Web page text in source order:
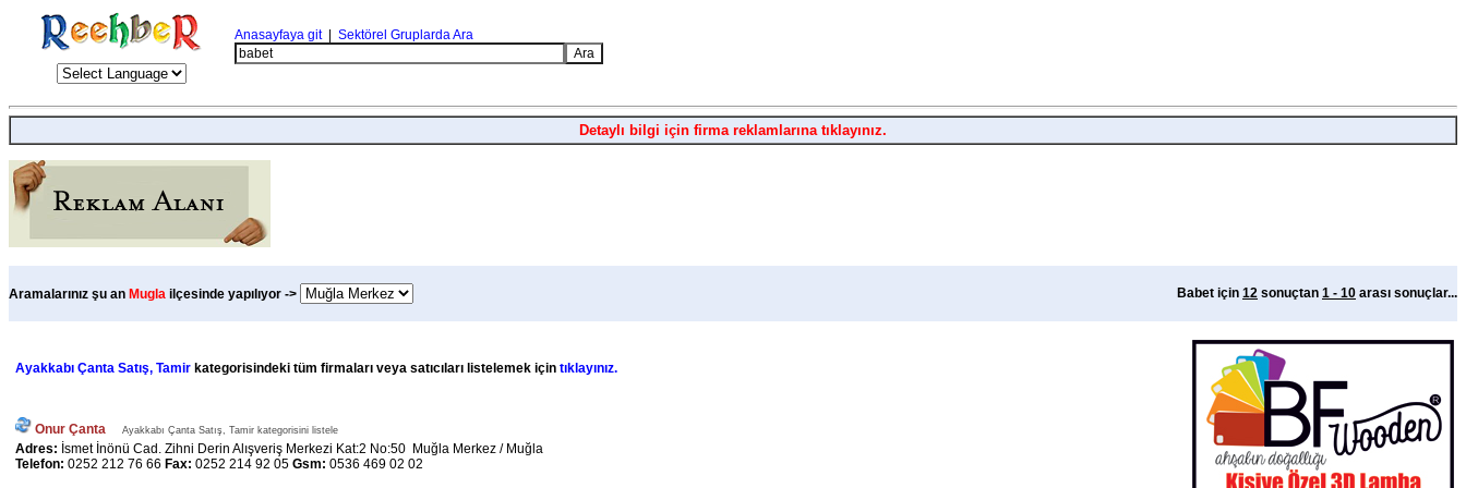
Anasayfaya git| Sektörel Gruplarda Ara
Detaylı bilgi için firma reklamlarına tıklayınız.
Aramalarınız şu an Mugla ilçesinde yapılıyor -> Babet için 12 sonuçtan 1 - 10 arası sonuçlar...
Ayakkabı Çanta Satış, Tamir kategorisindeki tüm firmaları veya satıcıları listelemek için tıklayınız.
Onur Çanta Ayakkabı Çanta Satış, Tamir kategorisini listele
Adres: İsmet İnönü Cad. Zihni Derin Alışveriş Merkezi Kat:2 No:50 Muğla Merkez / Muğla
Telefon: 0252 212 76 66 Fax: 0252 214 92 05 Gsm: 0536 469 02 02